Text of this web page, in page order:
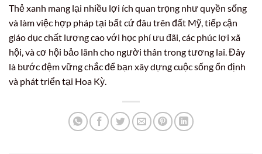
Thẻ xanh mang lại nhiều lợi ích quan trọng như quyền sống
và làm việc hợp pháp tại bất cứ đâu trên đất Mỹ, tiếp cận
giáo dục chất lượng cao với học phí ưu đãi, các phúc lợi xã
hội, và cơ hội bảo lãnh cho người thân trong tương lai. Đây
là bước đệm vững chắc để bạn xây dựng cuộc sống ổn định
và phát triển tại Hoa Kỳ.